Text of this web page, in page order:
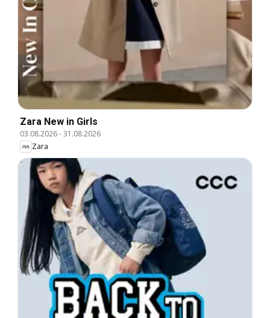
Zara New in Girls
03.08.2026-31.08.2026
Zara